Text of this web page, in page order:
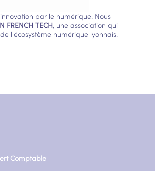
par le numérique. Nous
FRENCH TECH, une association qui
l'écosystème numérique lyonnais.
Comptable